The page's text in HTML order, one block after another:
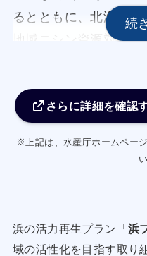
るとともに、北海道
地域ニシン資源対策
放流効果を高めるため
中でも、サクラマス
や使用器具等の消毒
IHN感染を防ぎ放流数
さらに詳細を確認
※上記は、水産庁ホームペー
浜の活力再生プラン「浜
域の活性化を目指す取り